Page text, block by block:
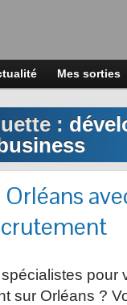
Mes sorties
:
business
pour
sur Orléans ?